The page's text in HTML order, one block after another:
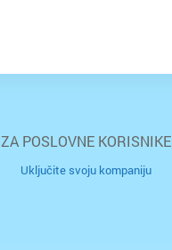
ZA POSLOVNE KORISNIKE
Uključite svoju kompaniju